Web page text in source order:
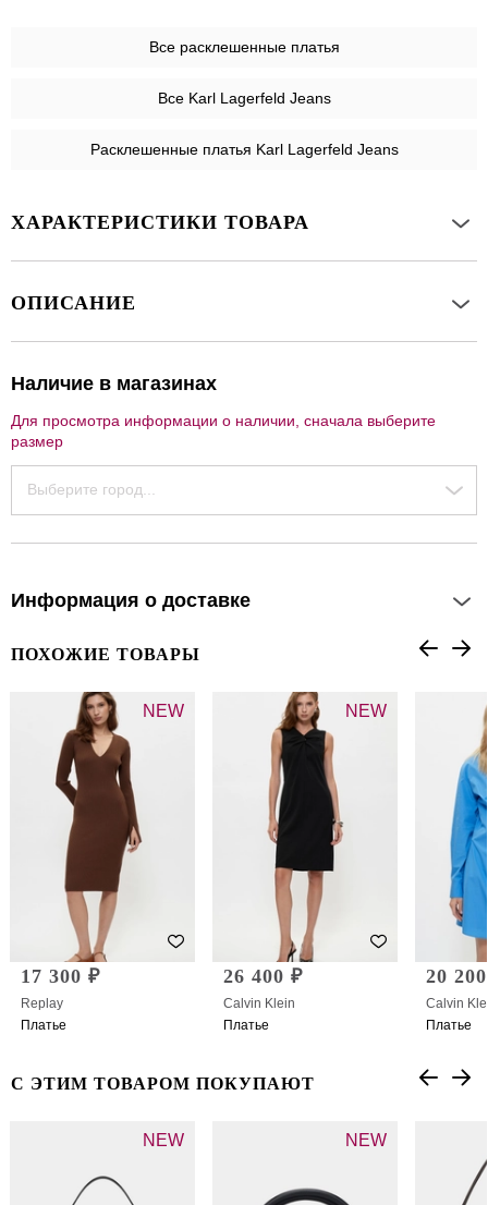
Все расклешенные платья
Все Karl Lagerfeld Jeans
Расклешенные платья Karl Lagerfeld Jeans
ХАРАКТЕРИСТИКИ ТОВАРА
ОПИСАНИЕ
Наличие в магазинах
Для просмотра информации о наличии, сначала выберите
размер
Выберите город...
Информация о доставке
ПОХОЖИЕ ТОВАРЫ
NEW
17 300 ₽
Replay
Платье
NEW
26 400 ₽
Calvin Klein
Платье
20
Calvin
Платье
С ЭТИМ ТОВАРОМ ПОКУПАЮТ
NEW NEW